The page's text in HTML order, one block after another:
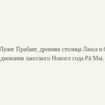
Прабанг, древняя столица Лаоса и
лаосского Нового года Pii